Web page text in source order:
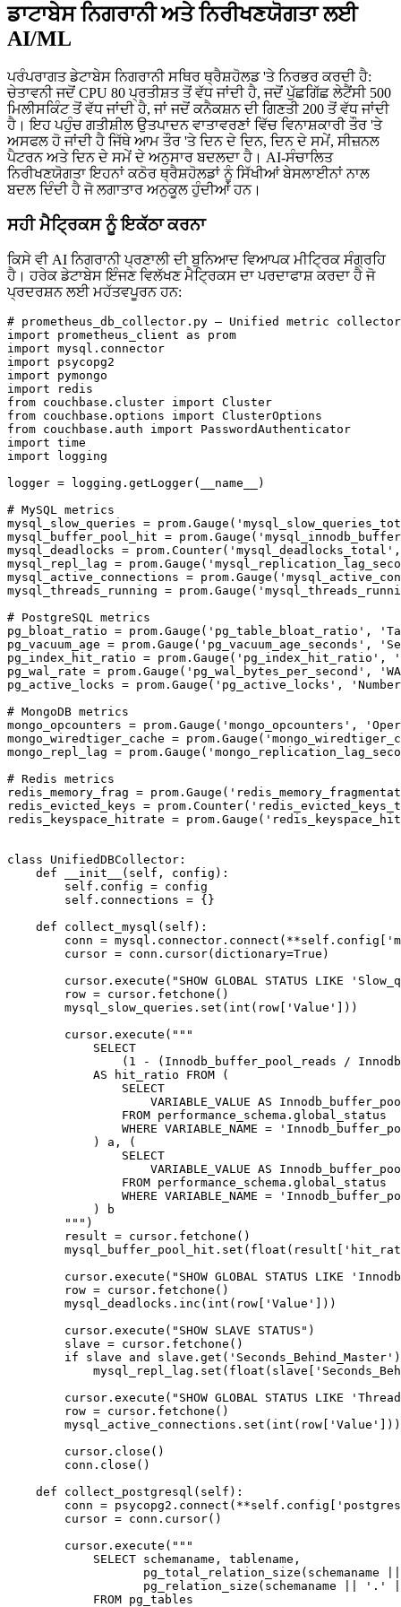
ਡਾਟਾਬੇਸ ਨਿਗਰਾਨੀ ਅਤੇ ਨਿਰੀਖਣਯੋਗਤਾ ਲਈ
AI/ML
ਪਰੰਪਰਾਗਤ ਡੇਟਾਬੇਸ ਨਿਗਰਾਨੀ ਸਥਿਰ ਥ੍ਰੈਸ਼ਹੋਲਡ 'ਤੇ ਨਿਰਭਰ ਕਰਦੀ ਹੈ:
ਚੇਤਾਵਨੀ ਜਦੋਂ CPU 80 ਪ੍ਰਤੀਸ਼ਤ ਤੋਂ ਵੱਧ ਜਾਂਦੀ ਹੈ, ਜਦੋਂ ਪੁੱਛਗਿੱਛ ਲੇਟੈਂਸੀ 500
ਮਿਲੀਸਕਿੰਟ ਤੋਂ ਵੱਧ ਜਾਂਦੀ ਹੈ, ਜਾਂ ਜਦੋਂ ਕਨੈਕਸ਼ਨ ਦੀ ਗਿਣਤੀ 200 ਤੋਂ ਵੱਧ ਜਾਂਦੀ
ਹੈ। ਇਹ ਪਹੁੰਚ ਗਤੀਸ਼ੀਲ ਉਤਪਾਦਨ ਵਾਤਾਵਰਣਾਂ ਵਿੱਚ ਵਿਨਾਸ਼ਕਾਰੀ ਤੌਰ 'ਤੇ
ਅਸਫਲ ਹੋ ਜਾਂਦੀ ਹੈ ਜਿੱਥੇ ਆਮ ਤੌਰ 'ਤੇ ਦਿਨ ਦੇ ਦਿਨ, ਦਿਨ ਦੇ ਸਮੇਂ, ਸੀਜ਼ਨਲ
ਪੈਟਰਨ ਅਤੇ ਦਿਨ ਦੇ ਸਮੇਂ ਦੇ ਅਨੁਸਾਰ ਬਦਲਦਾ ਹੈ। AI-ਸੰਚਾਲਿਤ
ਨਿਰੀਖਣਯੋਗਤਾ ਇਹਨਾਂ ਕਠੋਰ ਥ੍ਰੈਸ਼ਹੋਲਡਾਂ ਨੂੰ ਸਿੱਖੀਆਂ ਬੇਸਲਾਈਨਾਂ ਨਾਲ
ਬਦਲ ਦਿੰਦੀ ਹੈ ਜੋ ਲਗਾਤਾਰ ਅਨੁਕੂਲ ਹੁੰਦੀਆਂ ਹਨ।
ਸਹੀ ਮੈਟ੍ਰਿਕਸ ਨੂੰ ਇਕੱਠਾ ਕਰਨਾ
ਕਿਸੇ ਵੀ AI ਨਿਗਰਾਨੀ ਪ੍ਰਣਾਲੀ ਦੀ ਬੁਨਿਆਦ ਵਿਆਪਕ ਮੀਟ੍ਰਿਕ ਸੰਗ੍ਰਹਿ
ਹੈ। ਹਰੇਕ ਡੇਟਾਬੇਸ ਇੰਜਣ ਵਿਲੱਖਣ ਮੈਟ੍ਰਿਕਸ ਦਾ ਪਰਦਾਫਾਸ਼ ਕਰਦਾ ਹੈ ਜੋ
ਪ੍ਰਦਰਸ਼ਨ ਲਈ ਮਹੱਤਵਪੂਰਨ ਹਨ:
# prometheus_db_collector.py — Unified metric
import prometheus_client as prom
import mysql.connector
import psycopg2
import pymongo
import redis
from couchbase.cluster import Cluster
from couchbase.options import ClusterOptions
from couchbase.auth import PasswordAuthenticator
import time
import logging
logger = logging.getLogger(__name__)
# MySQL metrics
mysql_slow_queries =
mysql_buffer_pool_hit =
mysql_deadlocks =
mysql_repl_lag =
mysql_active_connections =
mysql_threads_running =
# PostgreSQL metrics
pg_bloat_ratio = prom.Gauge('pg_table_bloat_ratio',
pg_vacuum_age =
pg_index_hit_ratio =
pg_wal_rate = prom.Gauge('pg_wal_bytes_per_second',
pg_active_locks = prom.Gauge('pg_active_locks',
# MongoDB metrics
mongo_opcounters = prom.Gauge('mongo_opcounters',
mongo_wiredtiger_cache =
mongo_repl_lag =
# Redis metrics
redis_memory_frag =
redis_evicted_keys =
redis_keyspace_hitrate =
class UnifiedDBCollector:
    def __init__(self, config):
        self.config = config
        self.connections = {}
    def collect_mysql(self):
conn =
        cursor = conn.cursor(dictionary=True)
cursor.execute("SHOW GLOBAL STATUS LIKE
        row = cursor.fetchone()
        mysql_slow_queries.set(int(row['Value']))
        cursor.execute("""
            SELECT
(1 - (Innodb_buffer_pool_reads /
            AS hit_ratio FROM (
                SELECT
VARIABLE_VALUE AS
                FROM performance_schema.global_status
WHERE VARIABLE_NAME =
            ) a, (
                SELECT
VARIABLE_VALUE AS
                FROM performance_schema.global_status
WHERE VARIABLE_NAME =
            ) b
        """)
        result = cursor.fetchone()
cursor.execute("SHOW GLOBAL STATUS LIKE
        row = cursor.fetchone()
        mysql_deadlocks.inc(int(row['Value']))
        cursor.execute("SHOW SLAVE STATUS")
        slave = cursor.fetchone()
if slave and
cursor.execute("SHOW GLOBAL STATUS LIKE
        row = cursor.fetchone()
        mysql_active_connections.set(int(row['Value']))
        cursor.close()
        conn.close()
    def collect_postgresql(self):
conn =
        cursor = conn.cursor()
        cursor.execute("""
            SELECT schemaname, tablename,
pg_total_relation_size(schemaname
pg_relation_size(schemaname || '.'
            FROM pg_tables